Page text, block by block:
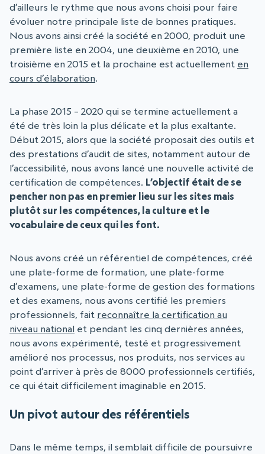
d’ailleurs le rythme que nous avons choisi pour faire
évoluer notre principale liste de bonnes pratiques.
Nous avons ainsi créé la société en 2000, produit une
première liste en 2004, une deuxième en 2010, une
troisième en 2015 et la prochaine est actuellement en
cours d’élaboration.
La phase 2015 – 2020 qui se termine actuellement a
été de très loin la plus délicate et la plus exaltante.
Début 2015, alors que la société proposait des outils et
des prestations d’audit de sites, notamment autour de
l’accessibilité, nous avons lancé une nouvelle activité de
certification de compétences. L’objectif était de se
pencher non pas en premier lieu sur les sites mais
plutôt sur les compétences, la culture et le
vocabulaire de ceux qui les font.
Nous avons créé un référentiel de compétences, créé
une plate-forme de formation, une plate-forme
d’examens, une plate-forme de gestion des formations
et des examens, nous avons certifié les premiers
professionnels, fait reconnaître la certification au
niveau national et pendant les cinq dernières années,
nous avons expérimenté, testé et progressivement
amélioré nos processus, nos produits, nos services au
point d’arriver à près de 8000 professionnels certifiés,
ce qui était difficilement imaginable en 2015.
Un pivot autour des référentiels
Dans le même temps, il semblait difficile de poursuivre